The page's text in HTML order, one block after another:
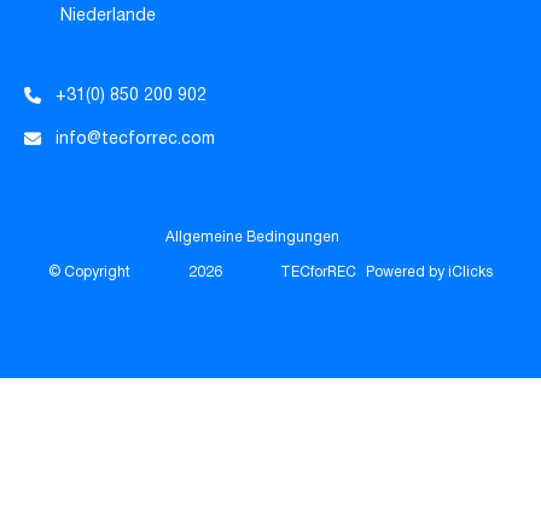
Niederlande
+31(0) 850 200 902
info@tecforrec.com
© Copyright 2026 TECforREC Powered by iClicks
Allgemeine Bedingungen